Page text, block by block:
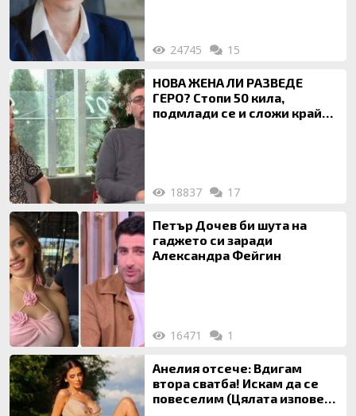
24745 15
НОВА ЖЕНА ЛИ РАЗВЕДЕ
ГЕРО? Стопи 50 кила,
подмлади се и сложи край
18837 17
Петър Дочев би шута на
гаджето си заради
Александра Фейгин
16471 1
Анелия отсече: Вдигам
втора сватба! Искам да се
повеселим (Цялата изповед